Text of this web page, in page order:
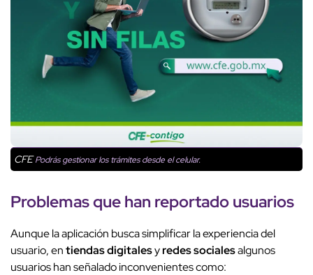
CFEPodrás gestionar los trámites desde el celular.
Problemas que han reportado usuarios
Aunque la aplicación busca simplificar la experiencia del
usuario, entiendas digitalesyredes socialesalgunos
usuarios han señalado inconvenientes como: